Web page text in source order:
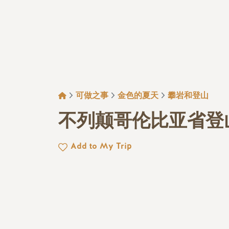
面包屑
可做之事 金色的夏天 攀岩和登山
不列颠哥伦比亚省
Add to My Trip